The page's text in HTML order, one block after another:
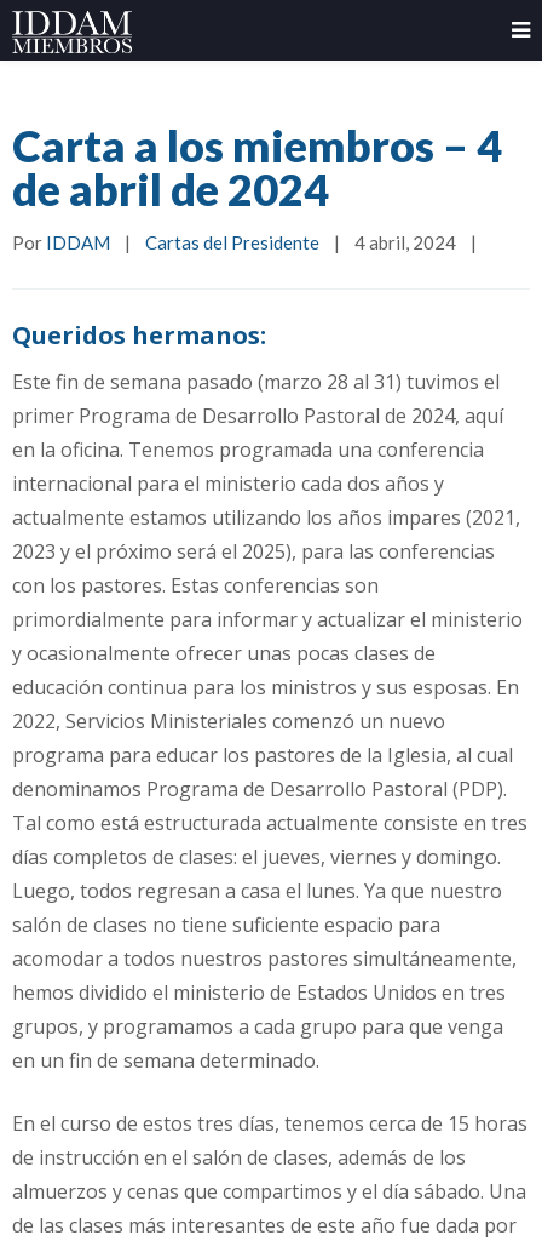
Carta a los miembros – 4
de abril de 2024
Por IDDAM | Cartas del Presidente | 4 abril, 2024 |
Queridos hermanos:
Este fin de semana pasado (marzo 28 al 31) tuvimos el
primer Programa de Desarrollo Pastoral de 2024, aquí
en la oficina. Tenemos programada una conferencia
internacional para el ministerio cada dos años y
actualmente estamos utilizando los años impares (2021,
2023 y el próximo será el 2025), para las conferencias
con los pastores. Estas conferencias son
primordialmente para informar y actualizar el ministerio
y ocasionalmente ofrecer unas pocas clases de
educación continua para los ministros y sus esposas. En
2022, Servicios Ministeriales comenzó un nuevo
programa para educar los pastores de la Iglesia, al cual
denominamos Programa de Desarrollo Pastoral (PDP).
Tal como está estructurada actualmente consiste en tres
días completos de clases: el jueves, viernes y domingo.
Luego, todos regresan a casa el lunes. Ya que nuestro
salón de clases no tiene suficiente espacio para
acomodar a todos nuestros pastores simultáneamente,
hemos dividido el ministerio de Estados Unidos en tres
grupos, y programamos a cada grupo para que venga
en un fin de semana determinado.
En el curso de estos tres días, tenemos cerca de 15 horas
de instrucción en el salón de clases, además de los
almuerzos y cenas que compartimos y el día sábado. Una
de las clases más interesantes de este año fue dada por